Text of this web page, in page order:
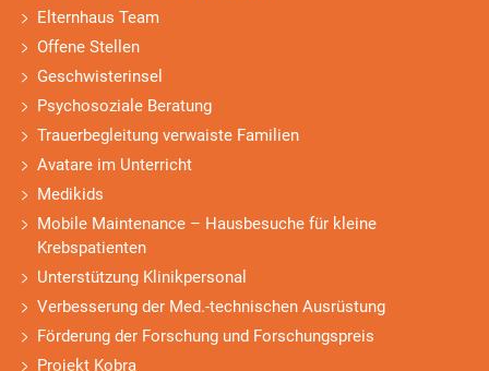
Elternhaus Team
Offene Stellen
Geschwisterinsel
Psychosoziale Beratung
Trauerbegleitung verwaiste Familien
Avatare im Unterricht
Medikids
Mobile Maintenance – Hausbesuche für kleine
Krebspatienten
Unterstützung Klinikpersonal
Verbesserung der Med.-technischen Ausrüstung
Förderung der Forschung und Forschungspreis
Projekt Kobra